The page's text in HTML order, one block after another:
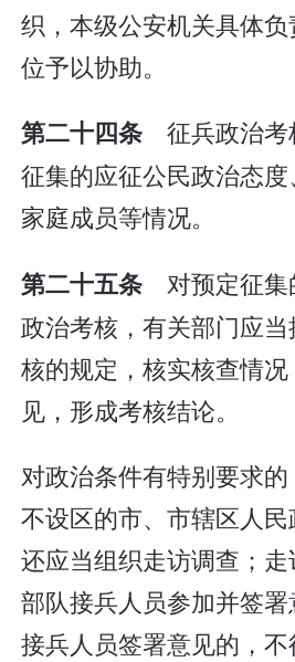
织，本级公安机关具体
位予以协助。
第二十四条 征兵政治考
征集的应征公民政治态
家庭成员等情况。
第二十五条 对预定征集
政治考核，有关部门应
核的规定，核实核查情
见，形成考核结论。
对政治条件有特别要求的
不设区的市、市辖区人
还应当组织走访调查；
部队接兵人员参加并签
接兵人员签署意见的，不